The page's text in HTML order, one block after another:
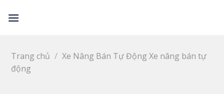
Trang chủ / Xe Nâng Bán Tự Động Xe nâng bán tự
động